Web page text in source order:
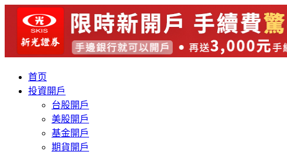
首页
投資開戶
台股開戶
美股開戶
基金開戶
期貨開戶